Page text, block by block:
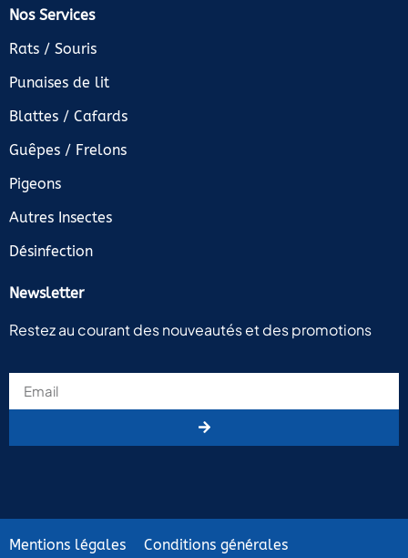
Nos Services
Rats / Souris
Punaises de lit
Blattes / Cafards
Guêpes / Frelons
Pigeons
Autres Insectes
Désinfection
Newsletter
Restez au courant des nouveautés et des promotions
Mentions légales
Conditions générales